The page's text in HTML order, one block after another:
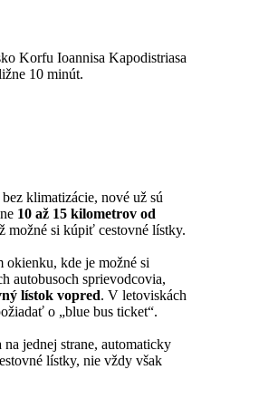
Korfu Ioannisa Kapodistriasa
10 minút.
klimatizácie, nové už sú
10 až 15 kilometrov od
možné si kúpiť cestovné lístky.
okienku, kde je možné si
autobusoch sprievodcovia,
lístok vopred. V letoviskách
o „blue bus ticket“.
jednej strane, automaticky
lístky, nie vždy však